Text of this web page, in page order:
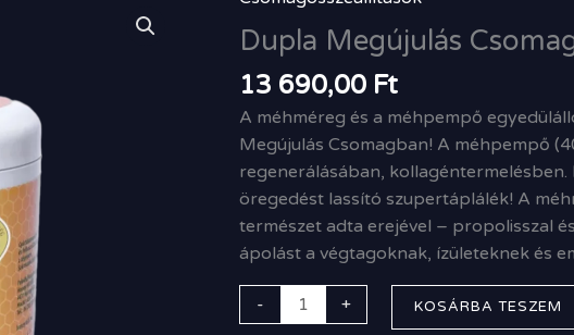
Dupla Megújulás
13 690,00 Ft
A méhméreg és a méhpempő
Megújulás Csomagban! A méhpempő
regenerálásában,
öregedést lassító szupertáplálék! A
természet adta erejével – propolisszal
ápolást a végtagoknak, ízületeknek és
-
Megújulás
Csomag
mennyiség
+ KOSÁRBA TESZEM